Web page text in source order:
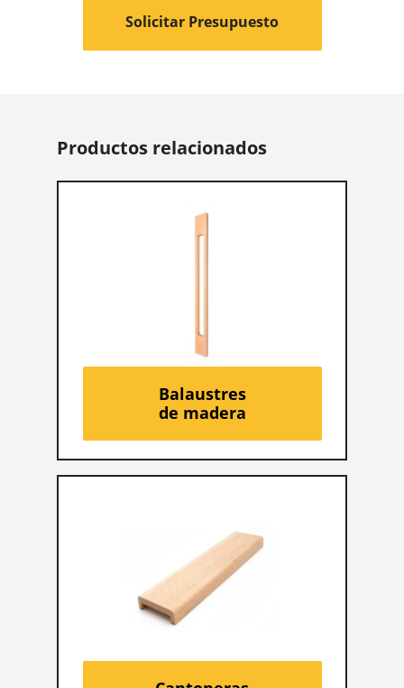
Solicitar Presupuesto
Productos relacionados
Balaustres
de madera